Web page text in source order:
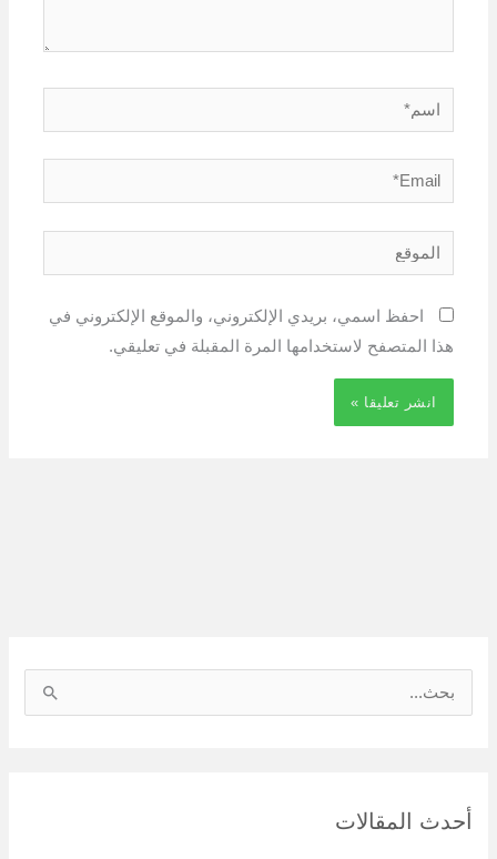
اسم*
Email*
الموقع
احفظ اسمي، بريدي الإلكتروني، والموقع الإلكتروني في
هذا المتصفح لاستخدامها المرة المقبلة في تعليقي.
ثأحدث المقالات